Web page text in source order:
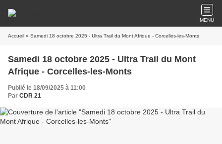
MENU
Accueil » Samedi 18 octobre 2025 - Ultra Trail du Mont Afrique - Corcelles-les-Monts
Samedi 18 octobre 2025 - Ultra Trail du Mont
Afrique - Corcelles-les-Monts
Publié le 18/09/2025 à 11:00
Par CDR 21